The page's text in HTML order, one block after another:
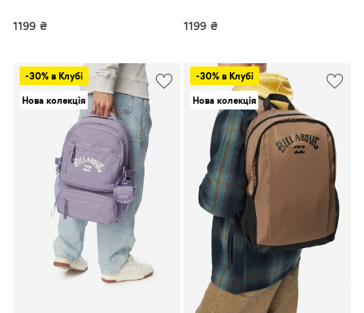
1199 ₴ 1199 ₴
-30% в Клубі
Нова колекція
-30% в Клубі
Нова колекція